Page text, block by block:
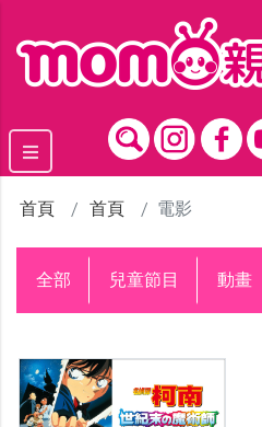
首頁 首頁 電影
全部 兒童節目 動畫